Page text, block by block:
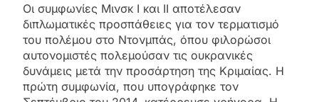
Οι συμφωνίες Μινσκ Ι και ΙΙ αποτέλεσαν
διπλωματικές προσπάθειες για τον τερματισμό
του πολέμου στο Ντονμπάς, όπου φιλορώσοι
αυτονομιστές πολεμούσαν τις ουκρανικές
δυνάμεις μετά την προσάρτηση της Κριμαίας. Η
πρώτη συμφωνία, που υπογράφηκε τον